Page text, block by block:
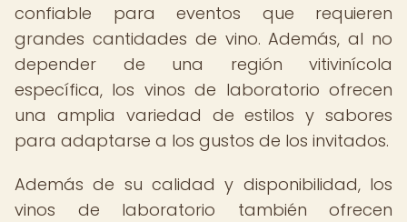
confiable para eventos que requieren
grandes cantidades de vino. Además, al no
depender de una región vitivinícola
específica, los vinos de laboratorio ofrecen
una amplia variedad de estilos y sabores
para adaptarse a los gustos de los invitados.
Además de su calidad y disponibilidad, los
vinos de laboratorio también ofrecen